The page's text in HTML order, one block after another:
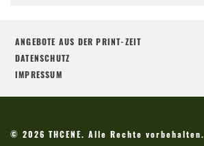
ANGEBOTE AUS DER PRINT-ZEIT
DATENSCHUTZ
IMPRESSUM
© 2026 THCENE. Alle Rechte vorbehalten.